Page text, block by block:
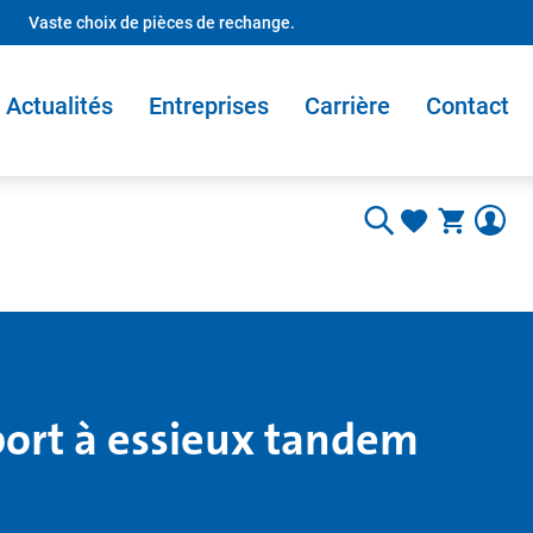
Vaste choix de pièces de rechange.
Actualités Entreprises Carrière Contact
à essieux tandem